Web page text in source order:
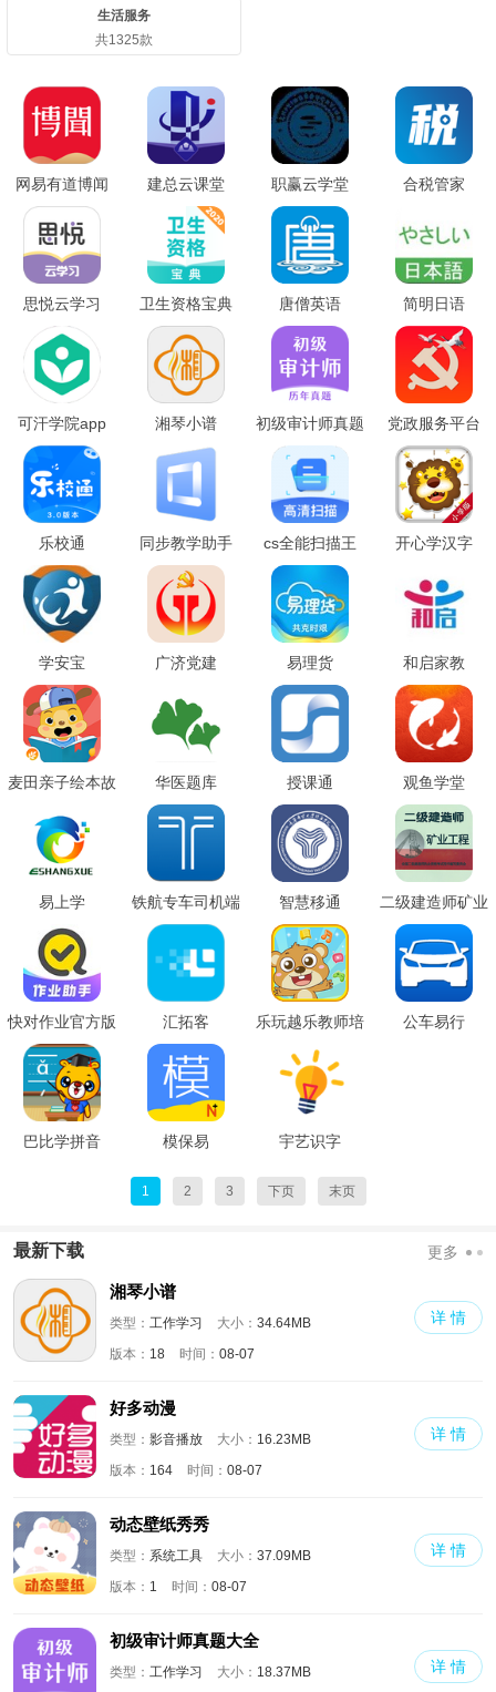
生活服务
共1325款
网易有道博闻 建总云课堂 职赢云学堂 合税管家
思悦云学习 卫生资格宝典 唐僧英语 简明日语
可汗学院app 湘琴小谱
初级审计师真题
大全
党政服务平台
乐校通 同步教学助手 cs全能扫描王 开心学汉字
学安宝 广济党建 易理货 和启家教
麦田亲子绘本故
事
华医题库 授课通 观鱼学堂
易上学 铁航专车司机端 智慧移通
二级建造师矿业
工程
快对作业官方版 汇拓客
乐玩越乐教师培
训
公车易行
巴比学拼音 模保易 宇艺识字
1 2 3 下页 末页
最新下载 更多
湘琴小谱
类型： 工作学习 大小： 34.64MB
版本： 18 时间： 08-07
详 情
好多动漫
类型： 影音播放 大小： 16.23MB
版本： 164 时间： 08-07
详 情
动态壁纸秀秀
类型： 系统工具 大小： 37.09MB
版本： 1 时间： 08-07
详 情
初级审计师真题大全
类型： 工作学习 大小： 18.37MB 详 情